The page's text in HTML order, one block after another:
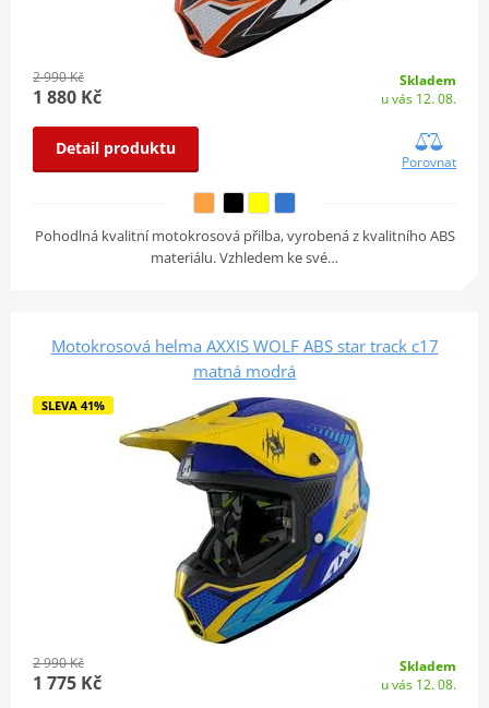
2 990 Kč
1 880 Kč
Skladem
u vás 12. 08.
Detail produktu
Porovnat
Pohodlná kvalitní motokrosová přilba, vyrobená z kvalitního ABS
materiálu. Vzhledem ke své…
Motokrosová helma AXXIS WOLF ABS star track c17
matná modrá
SLEVA 41%
2 990 Kč
1 775 Kč
Skladem
u vás 12. 08.